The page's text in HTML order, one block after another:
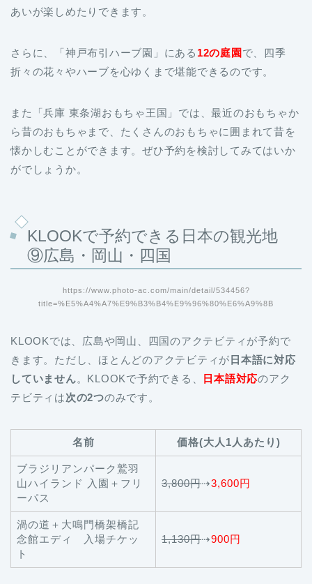
あいが楽しめたりできます。
さらに、「神戸布引ハーブ園」にある 12の庭園 で、四季
折々の花々やハーブを心ゆくまで堪能できるのです。
また「兵庫 東条湖おもちゃ王国」では、最近のおもちゃか
ら昔のおもちゃまで、たくさんのおもちゃに囲まれて昔を
懐かしむことができます。ぜひ予約を検討してみてはいか
がでしょうか。
KLOOKで予約できる日本の観光地
⑨広島・岡山・四国
https://www.photo-ac.com/main/detail/534456?
title=%E5%A4%A7%E9%B3%B4%E9%96%80%E6%A9%8B
KLOOKでは、広島や岡山、四国のアクテビティが予約で
きます。ただし、ほとんどのアクテビティが 日本語に対応
していません。KLOOKで予約できる、 日本語対応のアク
テビティは次の2つのみです。
名前 価格(大人1人あたり)
ブラジリアンパーク鷲羽
山ハイランド 入園＋フリ
ーパス
3,800円⇢3,600円
渦の道＋大鳴門橋架橋記
念館エディ 入場チケッ
ト
1,130円⇢900円